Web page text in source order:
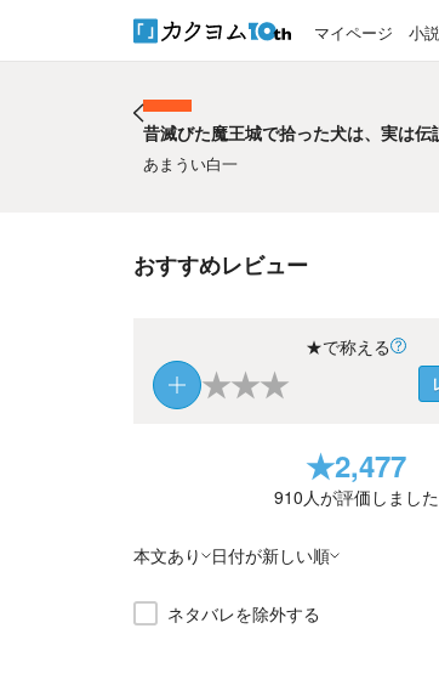
マイページ 小
昔滅びた魔王城で拾った犬は、実は
あまうい白一
おすすめレビュー
★で称える
★★★
★2,477
910人が評価しました
本文あり 日付が新しい順
ネタバレを除外する